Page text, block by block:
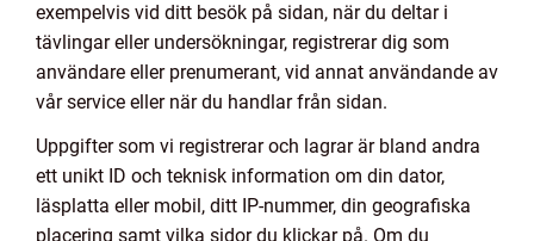
exempelvis vid ditt besök på sidan, när du deltar i
tävlingar eller undersökningar, registrerar dig som
användare eller prenumerant, vid annat användande av
vår service eller när du handlar från sidan.
Uppgifter som vi registrerar och lagrar är bland andra
ett unikt ID och teknisk information om din dator,
läsplatta eller mobil, ditt IP-nummer, din geografiska
placering samt vilka sidor du klickar på. Om du